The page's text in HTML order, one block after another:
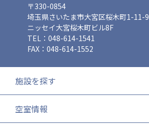
〒330-0854
埼玉県さいたま市大宮区桜木町1-11-9
ニッセイ大宮桜木町ビル8F
TEL：048-614-1541
FAX：048-614-1552
施設を探す
空室情報